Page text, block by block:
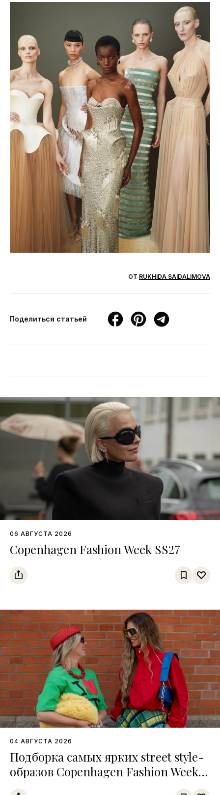
ОТ RUKHIDA SAIDALIMOVA
Поделиться статьей
06 АВГУСТА 2026
Copenhagen Fashion Week SS27
04 АВГУСТА 2026
Подборка самых ярких street style-
образов Copenhagen Fashion Week
SS27